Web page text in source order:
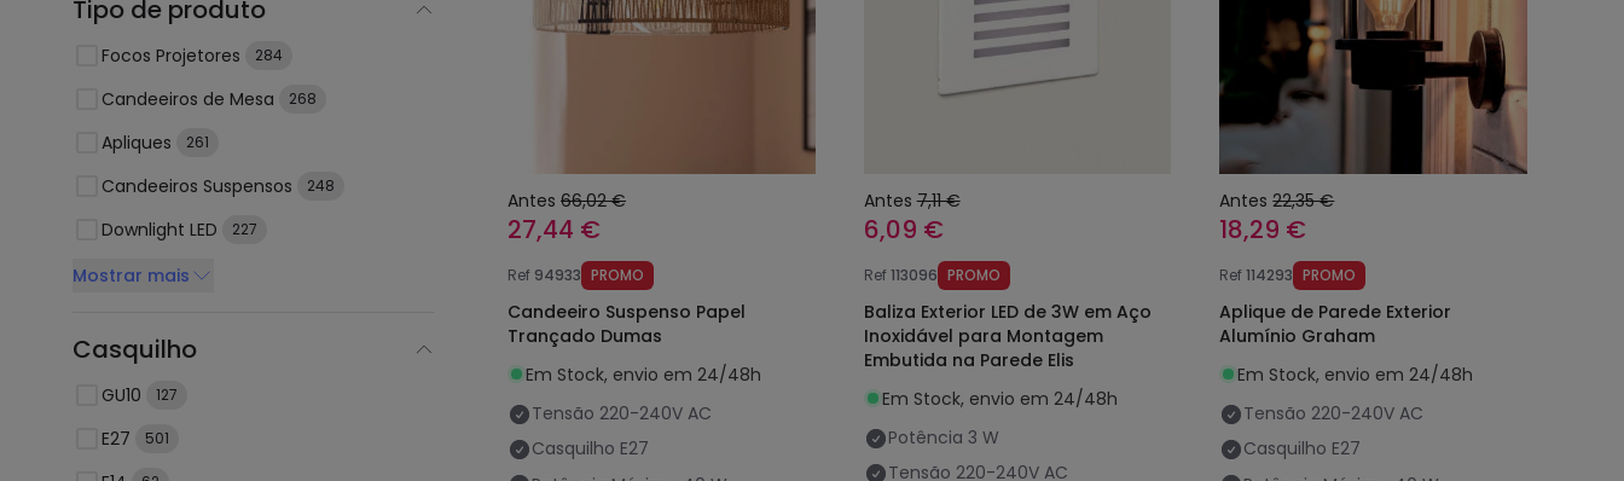
Tipo de produto
Focos Projetores 284
Candeeiros de Mesa 268
Apliques 261
Candeeiros Suspensos 248
Downlight LED 227
Mostrar mais
Casquilho
GU10 127
E27 501
Antes 66,02 €
27,44 €
Ref 94933 PROMO
Candeeiro Suspenso Papel
Trançado Dumas
Em Stock, envio em 24/48h
Tensão 220-240V AC
Casquilho E27
Antes 7,11 €
6,09 €
Ref113096 PROMO
Baliza Exterior LED de 3W em Aço
Inoxidável para Montagem
Embutida na Parede Elis
Em Stock, envio em 24/48h
Potência 3 W
Tensão 220-240V AC
Antes 22,35 €
18,29 €
Ref114293 PROMO
Aplique de Parede Exterior
Alumínio Graham
Em Stock, envio em 24/48h
Tensão 220-240V AC
Casquilho E27